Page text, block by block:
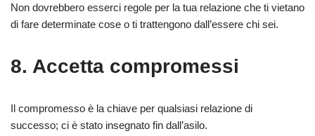
Non dovrebbero esserci regole per la tua relazione che ti vietano
di fare determinate cose o ti trattengono dall’essere chi sei.
8. Accetta compromessi
Il compromesso è la chiave per qualsiasi relazione di
successo; ci è stato insegnato fin dall’asilo.